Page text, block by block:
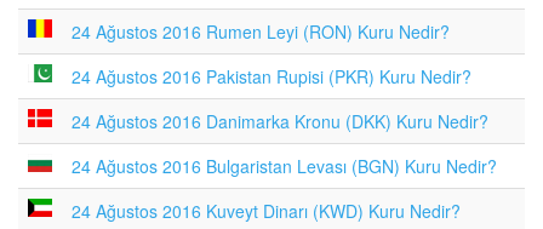
24 Ağustos 2016 Rumen Leyi (RON) Kuru Nedir?
24 Ağustos 2016 Pakistan Rupisi (PKR) Kuru Nedir?
24 Ağustos 2016 Danimarka Kronu (DKK) Kuru Nedir?
24 Ağustos 2016 Bulgaristan Levası (BGN) Kuru Nedir?
24 Ağustos 2016 Kuveyt Dinarı (KWD) Kuru Nedir?